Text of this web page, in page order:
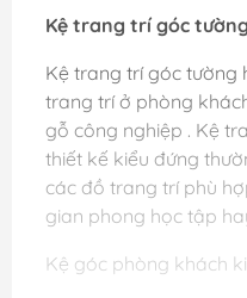
Kệ trang trí góc
Kệ trang trí góc tường
trang trí ở phòng
gỗ công nghiệp . Kệ
thiết kế kiểu đứng
các đồ trang trí phù
gian phong học tập
Kệ góc phòng khách